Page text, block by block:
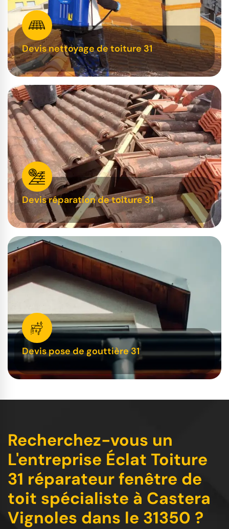
Devis nettoyage de toiture 31
Devis réparation de toiture 31
Devis pose de gouttière 31
Recherchez-vous un
L'entreprise Éclat Toiture
31 réparateur fenêtre de
toit spécialiste à Castera
Vignoles dans le 31350 ?